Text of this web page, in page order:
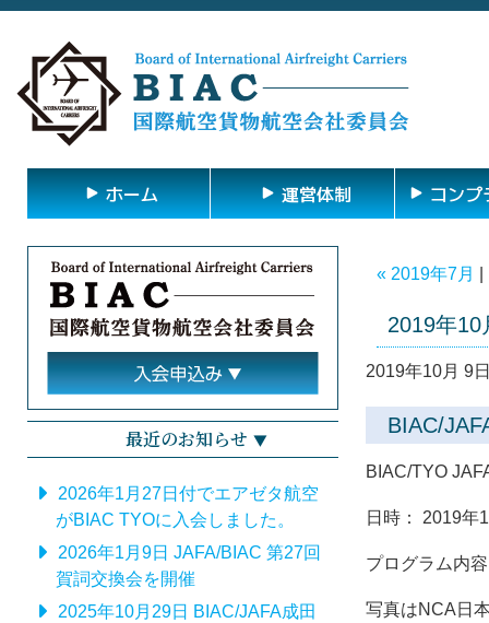
ホーム 運営体制 コンプ
最近のお知らせ
2026年1月27日付でエアゼタ航空
がBIAC TYOに入会しました。
2026年1月9日 JAFA/BIAC 第27回
賀詞交換会を開催
2025年10月29日 BIAC/JAFA成田
« 2019年7月
2019年10
2019年10月 9
BIAC/
BIAC/TYO
日時： 2019年
プログラム内
写真はNCA日